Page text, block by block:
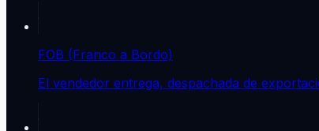
FOB (Franco a Bordo)
El vendedor entrega, despachada de